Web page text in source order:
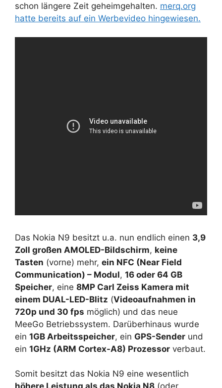
schon längere Zeit geheimgehalten. merq.org
hatte bereits auf ein Werbevideo hingewiesen.
Das Nokia N9 besitzt u.a. nun endlich einen 3,9
Zoll großen AMOLED-Bildschirm, keine
Tasten (vorne) mehr, ein NFC (Near Field
Communication) – Modul, 16 oder 64 GB
Speicher, eine 8MP Carl Zeiss Kamera mit
einem DUAL-LED-Blitz (Videoaufnahmen in
720p und 30 fps möglich) und das neue
MeeGo Betriebssystem. Darüberhinaus wurde
ein 1GB Arbeitsspeicher, ein GPS-Sender und
ein 1GHz (ARM Cortex-A8) Prozessor verbaut.
Somit besitzt das Nokia N9 eine wesentlich
höhere Leistung als das Nokia N8 (oder